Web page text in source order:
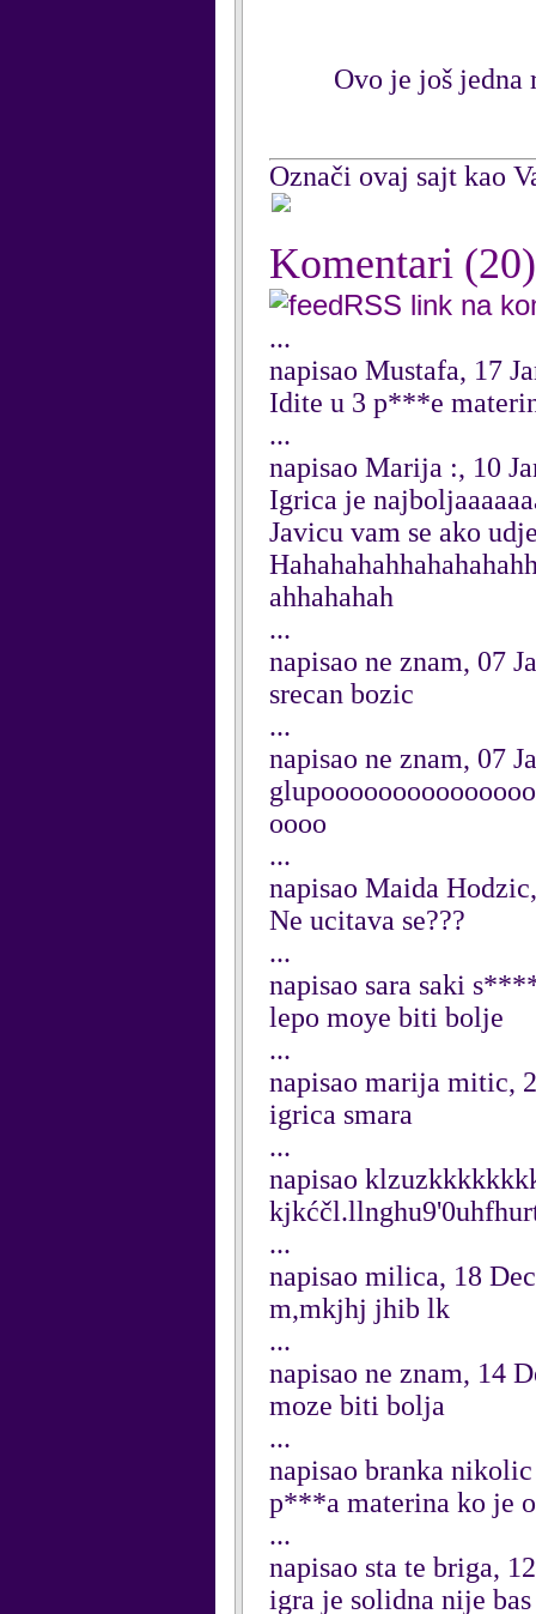
Ovo je još jedna
Označi ovaj sajt kao
Komentari (20)
RSS link na
...
napisao Mustafa, 17
Idite u 3 p***e
...
napisao Marija :, 10
Igrica je
Javicu vam se ako
ahhahahah
...
napisao ne znam, 07
srecan bozic
...
napisao ne znam, 07
oooo
...
napisao Maida
Ne ucitava se???
...
napisao sara saki
lepo moye biti bolje
...
napisao marija mitic,
igrica smara
...
napisao
...
napisao milica, 18
m,mkjhj jhib lk
...
napisao ne znam, 14
moze biti bolja
...
napisao branka
p***a materina ko je
...
napisao sta te briga,
igra je solidna nije